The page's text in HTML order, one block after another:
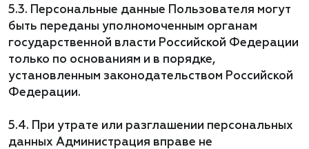
5.3. Персональные данные Пользователя могут
быть переданы уполномоченным органам
государственной власти Российской Федерации
только по основаниям и в порядке,
установленным законодательством Российской
Федерации.
5.4. При утрате или разглашении персональных
данных Администрация вправе не